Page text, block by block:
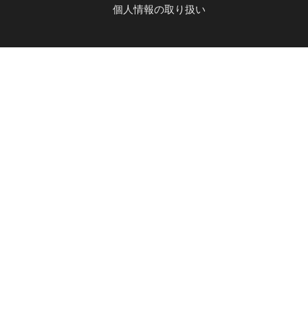
個人情報の取り扱い